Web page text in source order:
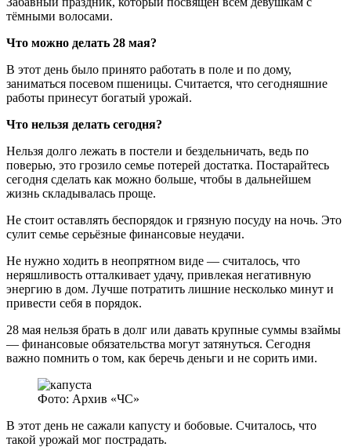
тёмными волосами.
Что можно делать 28 мая?
В этот день было принято работать в поле и по дому,
заниматься посевом пшеницы. Считается, что сегодняшние
работы принесут богатый урожай.
Что нельзя делать сегодня?
Нельзя долго лежать в постели и бездельничать, ведь по
поверью, это грозило семье потерей достатка. Постарайтесь
сегодня сделать как можно больше, чтобы в дальнейшем
жизнь складывалась проще.
Не стоит оставлять беспорядок и грязную посуду на ночь. Это
сулит семье серьёзные финансовые неудачи.
Не нужно ходить в неопрятном виде — считалось, что
неряшливость отталкивает удачу, привлекая негативную
энергию в дом. Лучше потратить лишние несколько минут и
привести себя в порядок.
28 мая нельзя брать в долг или давать крупные суммы взаймы
— финансовые обязательства могут затянуться. Сегодня
важно помнить о том, как беречь деньги и не сорить ими.
Фото: Архив «ЧС»
В этот день не сажали капусту и бобовые. Считалось, что
такой урожай мог пострадать.